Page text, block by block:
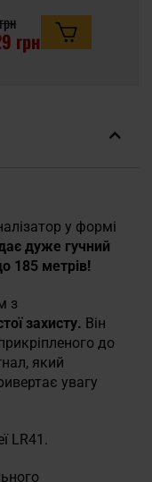
грн
у формі
дуже гучний
185 метрів!
з
захисту. Він
до
який
увагу
LR41.